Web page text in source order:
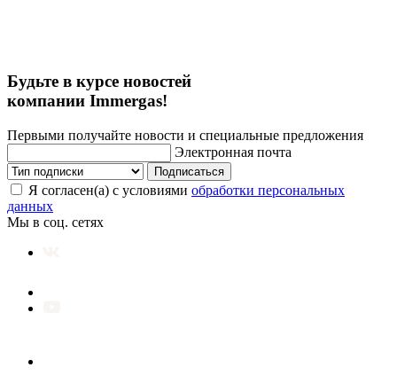
Будьте в курсе новостей
компании Immergas!
Первыми получайте новости и специальные предложения
Электронная почта
Подписаться
Я согласен(а) с условиями обработки персональных
данных
Мы в соц. сетях